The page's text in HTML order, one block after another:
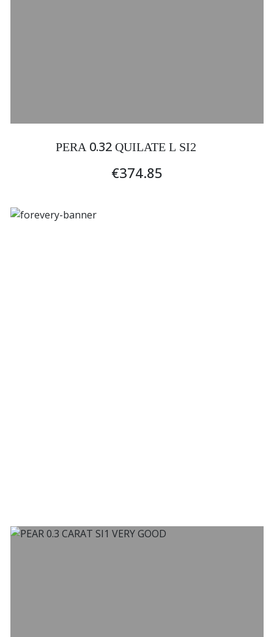
PERA 0.32 QUILATE L SI2
€374.85